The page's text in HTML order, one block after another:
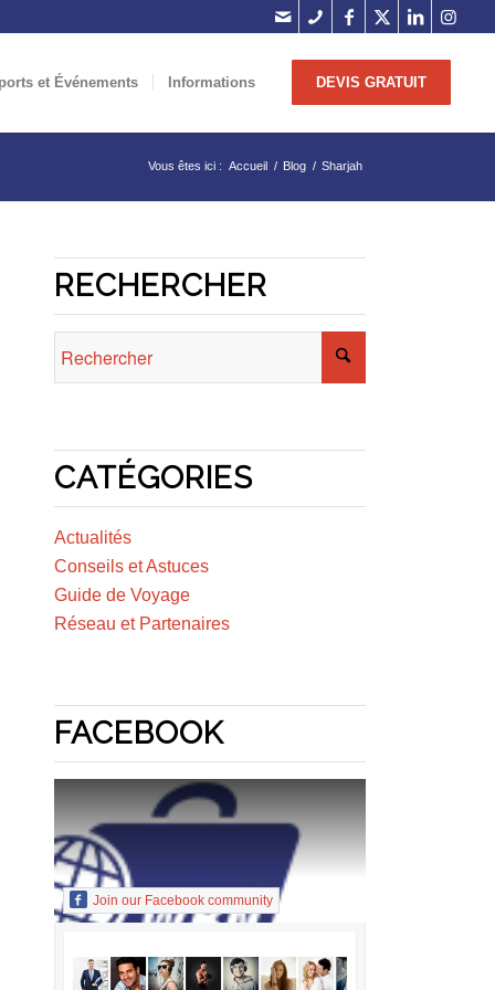
et Événements Informations DEVIS GRATUIT
Vous êtes ici : Accueil / Blog / Sharjah
RECHERCHER
CATÉGORIES
Actualités
Conseils et Astuces
Guide de Voyage
Réseau et Partenaires
FACEBOOK
Join our Facebook community